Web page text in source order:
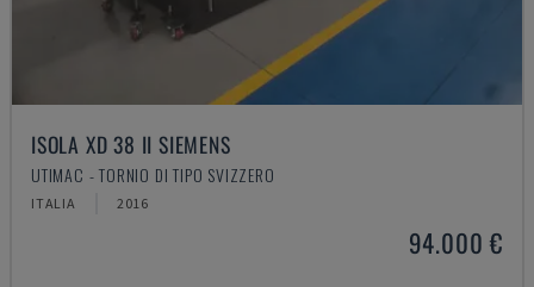
ISOLA XD 38 II SIEMENS
UTIMAC - TORNIO DI TIPO SVIZZERO
ITALIA 2016
94.000 €